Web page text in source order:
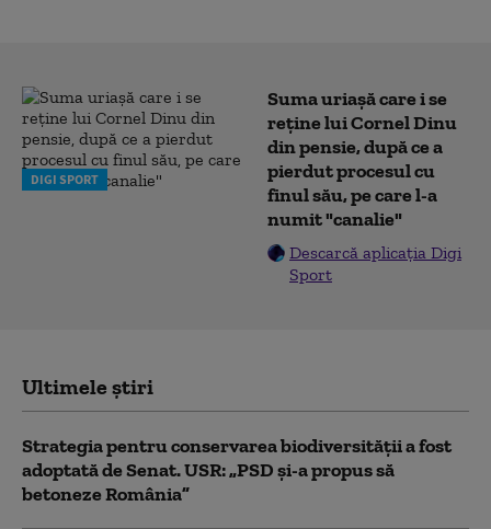
DIGI SPORT
Suma uriașă care i se
reține lui Cornel Dinu
din pensie, după ce a
pierdut procesul cu
finul său, pe care l-a
numit "canalie"
Descarcă aplicația Digi
Sport
Ultimele știri
Strategia pentru conservarea biodiversității a fost
adoptată de Senat. USR: „PSD și-a propus să
betoneze România”